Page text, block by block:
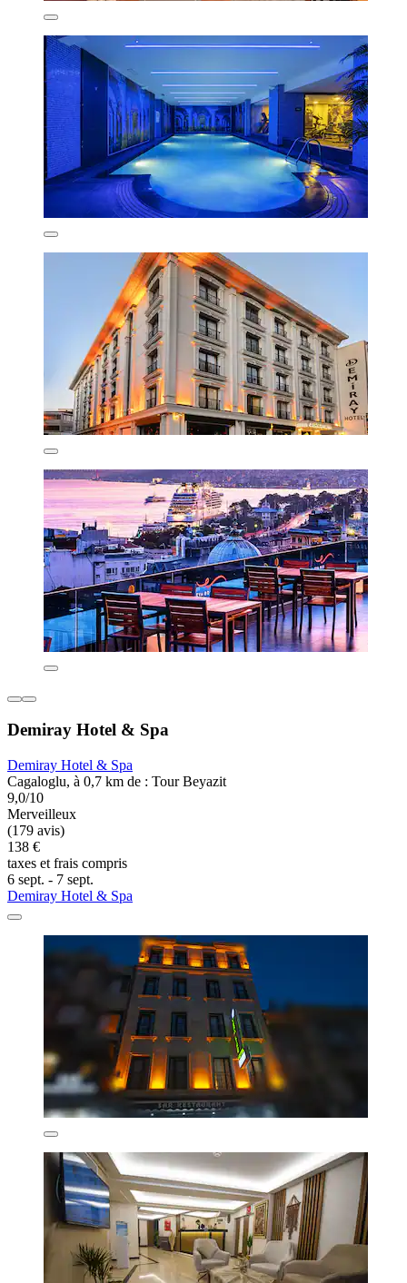
Demiray Hotel & Spa
Demiray Hotel & Spa
Cagaloglu, à 0,7 km de : Tour Beyazit
9,0/10
Merveilleux
(179 avis)
138 €
taxes et frais compris
6 sept. - 7 sept.
Demiray Hotel & Spa